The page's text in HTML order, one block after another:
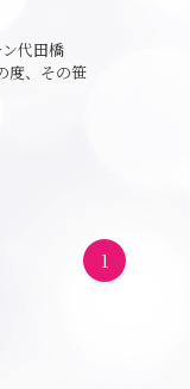
代田橋
度、その笹
1